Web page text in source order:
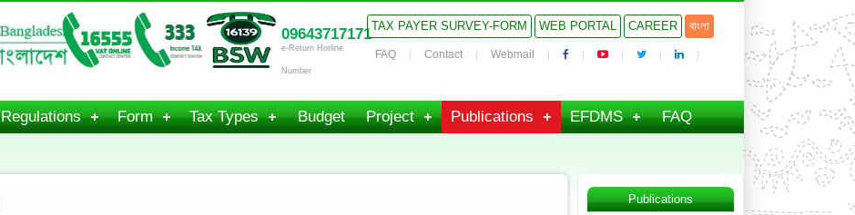
09643717171
e-Return Hotline
Number
TAX PAYER SURVEY-FORM WEB PORTAL CAREER বাংলা
FAQ Contact Webmail
Regulations Form Tax Types Budget Project Publications EFDMS FAQ
Publications